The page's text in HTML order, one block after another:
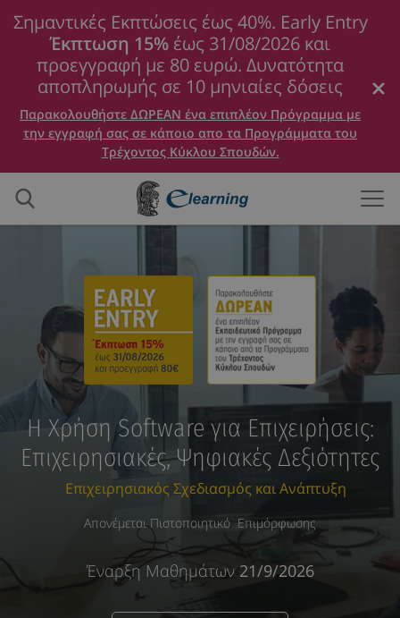
Σημαντικές Εκπτώσεις έως 40%. Early Entry
Έκπτωση 15% έως 31/08/2026 και
προεγγραφή με 80 ευρώ. Δυνατότητα
αποπληρωμής σε 10 μηνιαίες δόσεις
Παρακολουθήστε ΔΩΡΕΑΝ ένα επιπλέον Πρόγραμμα με
την εγγραφή σας σε κάποιο απο τα Προγράμματα του
Τρέχοντος Κύκλου Σπουδών.
Η Χρήση Software για Επιχειρήσεις:
Επιχειρησιακές, Ψηφιακές Δεξιότητες
Επιχειρησιακός Σχεδιασμός και Ανάπτυξη
Απονέμεται Πιστοποιητικό Επιμόρφωσης
Έναρξη Μαθημάτων 21/9/2026